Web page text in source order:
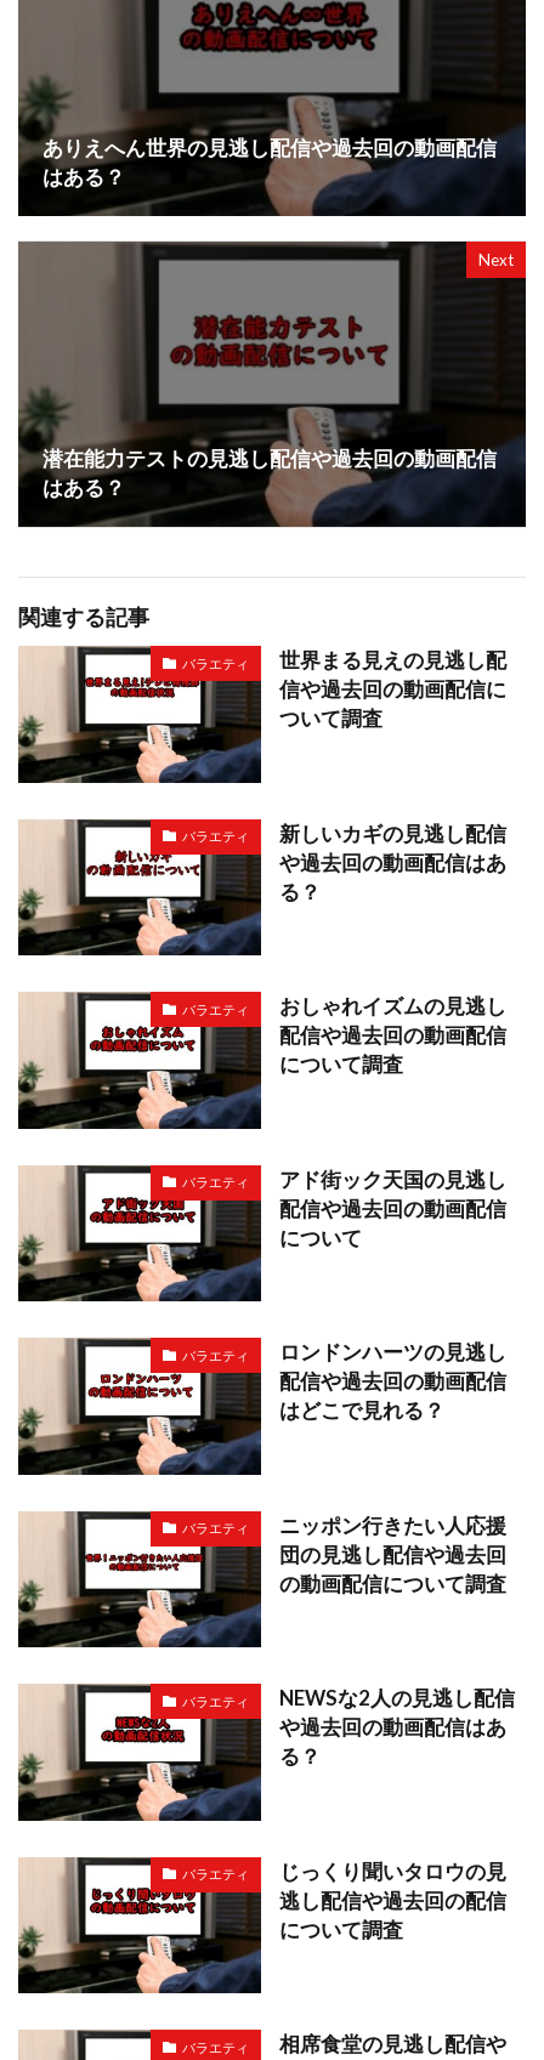
ありえへん世界の見逃し配信や過去回の動画配信
はある？
Next
潜在能力テストの見逃し配信や過去回の動画配信
はある？
関連する記事
バラエティ
世界まる見えの見逃し配
信や過去回の動画配信に
ついて調査
バラエティ
新しいカギの見逃し配信
や過去回の動画配信はあ
る？
バラエティ
おしゃれイズムの見逃し
配信や過去回の動画配信
について調査
バラエティ
アド街ック天国の見逃し
配信や過去回の動画配信
について
バラエティ
ロンドンハーツの見逃し
配信や過去回の動画配信
はどこで見れる？
バラエティ
ニッポン行きたい人応援
団の見逃し配信や過去回
の動画配信について調査
バラエティ
NEWSな2人の見逃し配信
や過去回の動画配信はあ
る？
バラエティ
じっくり聞いタロウの見
逃し配信や過去回の配信
について調査
バラエティ
相席食堂の見逃し配信や